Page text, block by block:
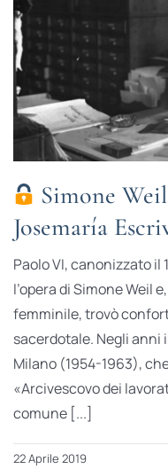
Simone
Josemaría
Paolo VI, canonizzato il
l’opera di Simone Weil
femminile, trovò
sacerdotale. Negli anni
Milano (1954-1963),
«Arcivescovo dei
comune [...]
22 Aprile 2019